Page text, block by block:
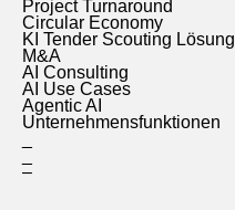
Project Turnaround
Circular Economy
KI Tender Scouting Lösung
M&A
AI Consulting
AI Use Cases
Agentic AI
Unternehmensfunktionen
–